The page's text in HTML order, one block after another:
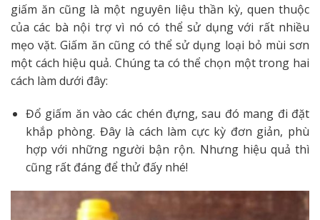
giấm ăn cũng là một nguyên liệu thần kỳ, quen thuộc
của các bà nội trợ vì nó có thể sử dụng với rất nhiều
mẹo vặt. Giấm ăn cũng có thể sử dụng loại bỏ mùi sơn
một cách hiệu quả. Chúng ta có thể chọn một trong hai
cách làm dưới đây:
Đổ giấm ăn vào các chén đựng, sau đó mang đi đặt
khắp phòng. Đây là cách làm cực kỳ đơn giản, phù
hợp với những người bận rộn. Nhưng hiệu quả thì
cũng rất đáng để thử đấy nhé!